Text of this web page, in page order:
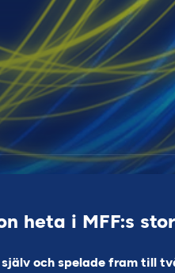
heta i MFF:s
och spelade fram till